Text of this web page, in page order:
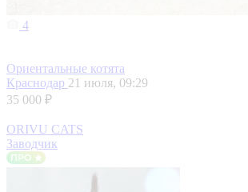
4
Ориентальные котята
Краснодар 21 июля, 09:29
35 000 ₽
ORIVU CATS
Заводчик